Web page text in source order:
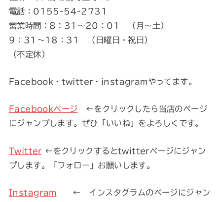
電話：0155-54-2731
営業時間：8：31～20：01 （月～土）
9：31～18：31 （日曜日・祝日）
（不定休）
Facebook・twitter・instagramやってます。
Facebookページ ←をクリックしたら当店のページ
にジャンプします。ぜひ「いいね」をよろしくです。
Twitter ←をクリックするとtwitterページにジャン
プします。「フォロー」お願いします。
Instagram ← インスタグラムのページにジャン